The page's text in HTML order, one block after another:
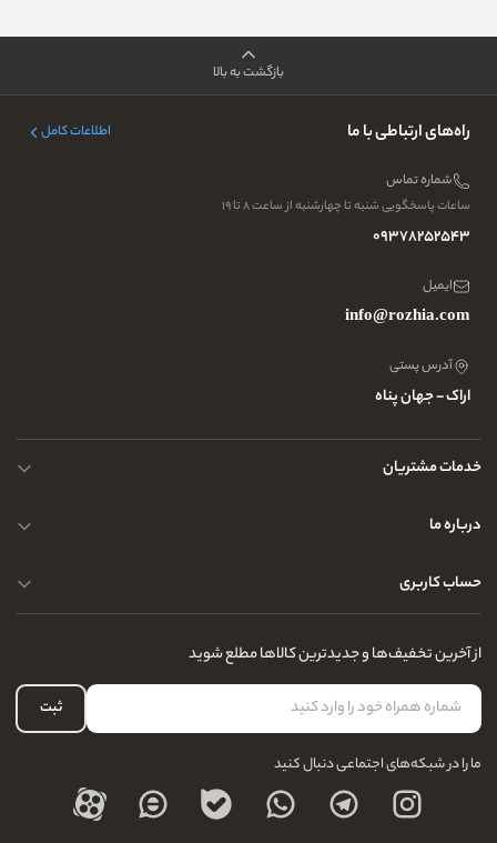
بازگشت به بالا
راه‌های ارتباطی با ما اطلاعات کامل
شماره تماس
ساعات پاسخگویی شنبه تا چهارشنبه از ساعت ۸ تا ۱۹
09378252543
ایمیل
info@rozhia.com
آدرس پستی
اراک - جهان پناه
خدمات مشتریان
حریم خصوصی کاربران
تماس با ما
درباره ما
سوالات متداول
آدرس فروشگاه
نحوه ارسال کالا
نحوه بازگشت کالا
درباره ما
حساب کاربری
لیست علاقه‌مندی
حساب کاربری
از آخرین تخفیف‌ها و جدیدترین کالاها مطلع شوید
ثبت
ما را در شبکه‌های اجتماعی دنبال کنید